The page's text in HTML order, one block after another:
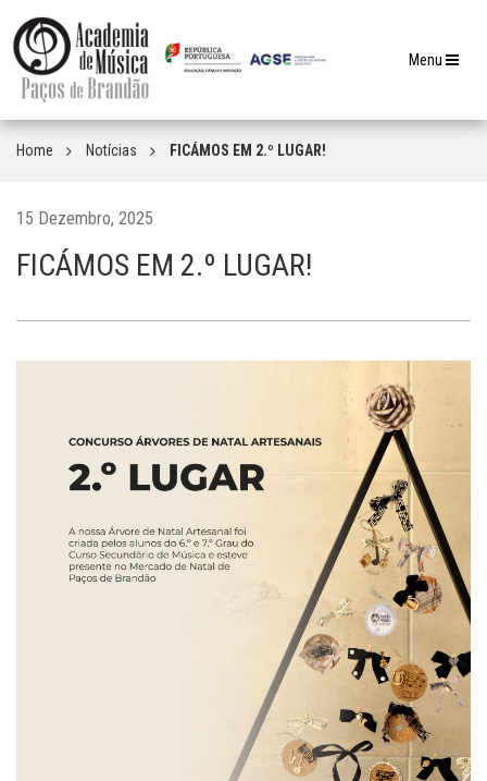
Toggle
Menu
Home Notícias FICÁMOS EM 2.º LUGAR!
15 Dezembro, 2025
FICÁMOS EM 2.º LUGAR!